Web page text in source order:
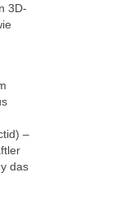
3D-
–
das